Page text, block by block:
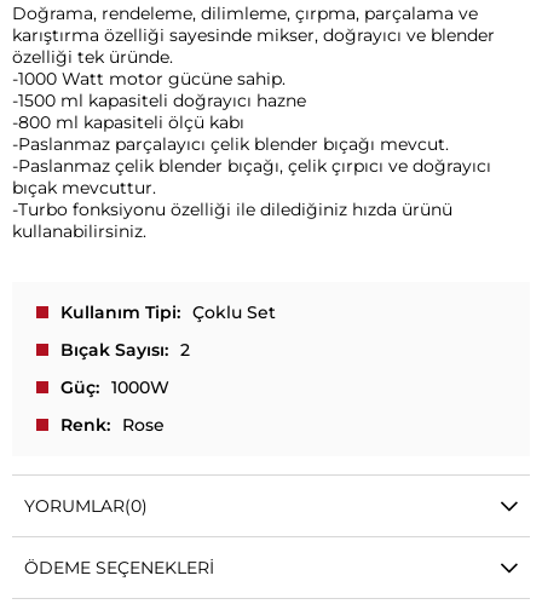
Doğrama, rendeleme, dilimleme, çırpma, parçalama ve
karıştırma özelliği sayesinde mikser, doğrayıcı ve blender
özelliği tek üründe.
-1000 Watt motor gücüne sahip.
-1500 ml kapasiteli doğrayıcı hazne
-800 ml kapasiteli ölçü kabı
-Paslanmaz parçalayıcı çelik blender bıçağı mevcut.
-Paslanmaz çelik blender bıçağı, çelik çırpıcı ve doğrayıcı
bıçak mevcuttur.
-Turbo fonksiyonu özelliği ile dilediğiniz hızda ürünü
kullanabilirsiniz.
Kullanım Tipi
Çoklu Set
Bıçak Sayısı
2
Güç
1000W
Renk
Rose
YORUMLAR(0)
ÖDEME SEÇENEKLERI